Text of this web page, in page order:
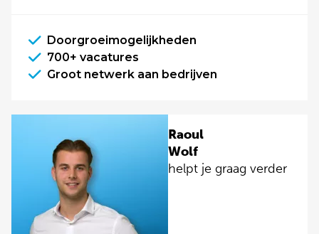
Doorgroeimogelijkheden
700+ vacatures
Groot netwerk aan bedrijven
Raoul
Wolf
helpt je graag verder